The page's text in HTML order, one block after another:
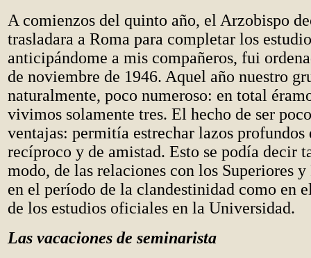
A comienzos del quinto año, el Arzobispo
trasladara a Roma para completar los
anticipándome a mis compañeros, fui
de noviembre de 1946. Aquel año nuestro
naturalmente, poco numeroso: en total
vivimos solamente tres. El hecho de ser
ventajas: permitía estrechar lazos
recíproco y de amistad. Esto se podía decir
modo, de las relaciones con los Superiores y
en el período de la clandestinidad como en
de los estudios oficiales en la Universidad.
Las vacaciones de seminarista